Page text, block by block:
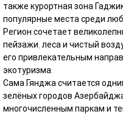
также курортная зона
популярные места среди
Регион сочетает
пейзажи, леса и чистый
его привлекательным
экотуризма.
Сама Гянджа считается
зелёных городов
многочисленным паркам и